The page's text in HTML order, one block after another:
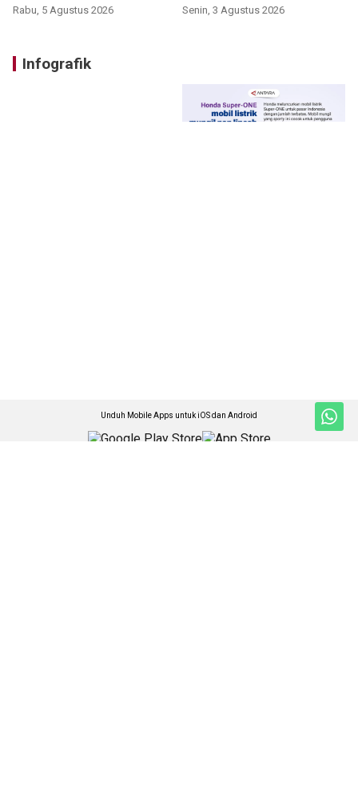
Rabu, 5 Agustus 2026 Senin, 3 Agustus 2026
Infografik
Unduh Mobile Apps untuk iOS dan Android